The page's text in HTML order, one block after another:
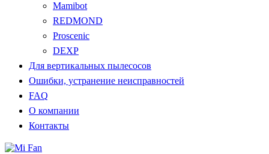
Mamibot
REDMOND
Proscenic
DEXP
Для вертикальных пылесосов
Ошибки, устранение неисправностей
FAQ
О компании
Контакты